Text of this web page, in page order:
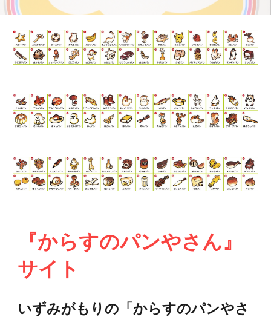
『からすのパンやさん』
サイト
いずみがもりの「からすのパンやさ